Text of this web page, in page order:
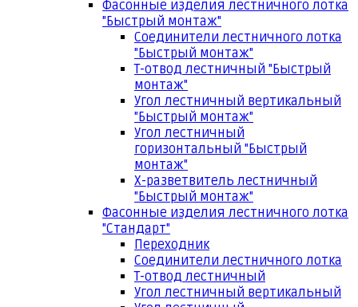
Фасонные изделия лестничного лотка
"Быстрый монтаж"
Соединители лестничного лотка
"Быстрый монтаж"
Т-отвод лестничный "Быстрый
монтаж"
Угол лестничный вертикальный
"Быстрый монтаж"
Угол лестничный
горизонтальный "Быстрый
монтаж"
Х-разветвитель лестничный
"Быстрый монтаж"
Фасонные изделия лестничного лотка
"Стандарт"
Переходник
Соединители лестничного лотка
Т-отвод лестничный
Угол лестничный вертикальный